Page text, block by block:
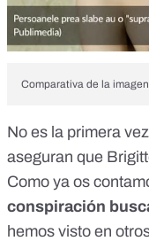
Comparativa de la
No es la primera
aseguran que
Como ya os
conspiración
hemos visto en